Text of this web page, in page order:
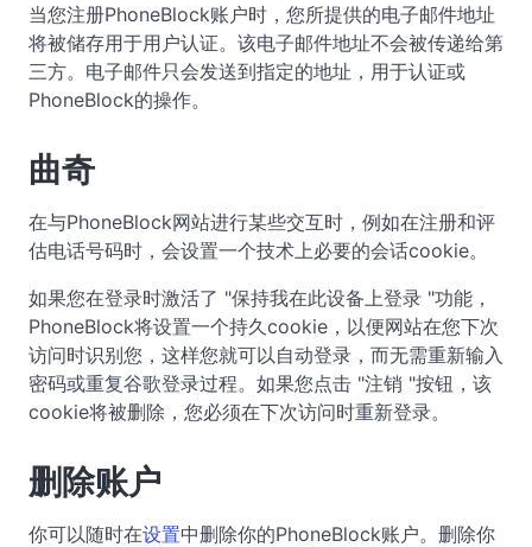
当您注册PhoneBlock账户时，您所提供的电子邮件地址
将被储存用于用户认证。该电子邮件地址不会被传递给第
三方。电子邮件只会发送到指定的地址，用于认证或
PhoneBlock的操作。
曲奇
在与PhoneBlock网站进行某些交互时，例如在注册和评
估电话号码时，会设置一个技术上必要的会话cookie。
如果您在登录时激活了 "保持我在此设备上登录 "功能，
PhoneBlock将设置一个持久cookie，以便网站在您下次
访问时识别您，这样您就可以自动登录，而无需重新输入
密码或重复谷歌登录过程。如果您点击 "注销 "按钮，该
cookie将被删除，您必须在下次访问时重新登录。
删除账户
你可以随时在设置中删除你的PhoneBlock账户。删除你